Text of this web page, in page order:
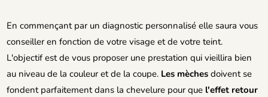
En commençant par un diagnostic personnalisé elle saura vous
conseiller en fonction de votre visage et de votre teint.
L'objectif est de vous proposer une prestation qui vieillira bien
au niveau de la couleur et de la coupe. Les mèches doivent se
fondent parfaitement dans la chevelure pour que l'effet retour